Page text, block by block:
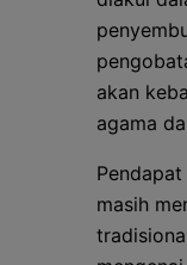
akan
agama
masih